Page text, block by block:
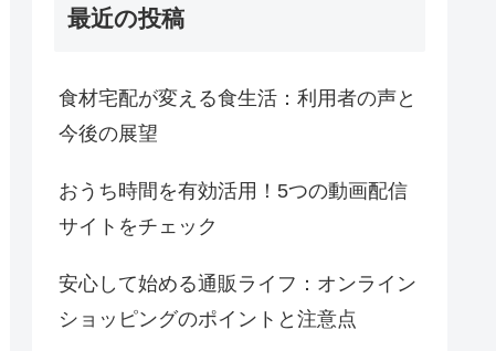
最近の投稿
食材宅配が変える食生活：利用者の声と
今後の展望
おうち時間を有効活用！5つの動画配信
サイトをチェック
安心して始める通販ライフ：オンライン
ショッピングのポイントと注意点